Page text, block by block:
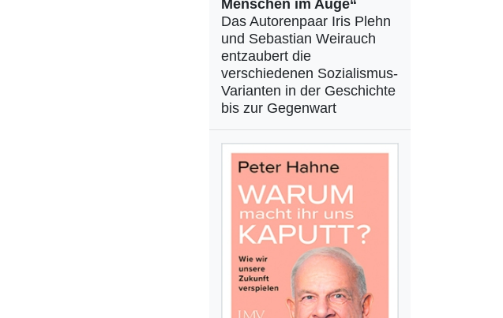
Menschen im Auge“
Das Autorenpaar Iris Plehn
und Sebastian Weirauch
entzaubert die
verschiedenen Sozialismus-
Varianten in der Geschichte
bis zur Gegenwart